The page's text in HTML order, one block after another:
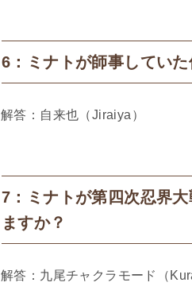
6：ミナトが師事してい
解答：自来也（Jiraiya）
7：ミナトが第四次忍界
ますか？
解答：九尾チャクラモード（